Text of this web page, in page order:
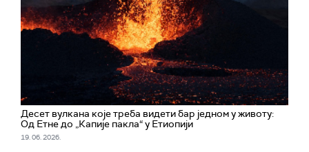
Десет вулкана које треба видети бар једном у животу:
Од Етне до „Капије пакла“ у Етиопији
19. 06. 2026.